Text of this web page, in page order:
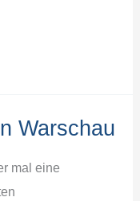
Warschau
mal eine